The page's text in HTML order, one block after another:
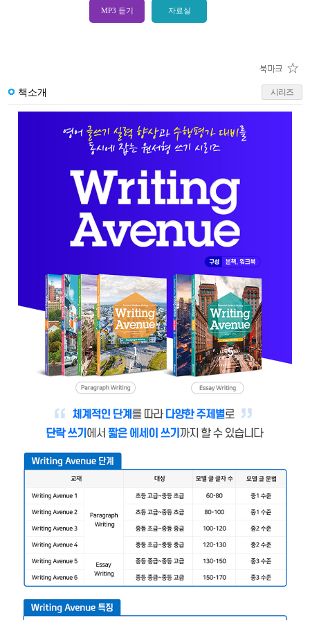
MP3 듣기 자료실
책소개 시리즈